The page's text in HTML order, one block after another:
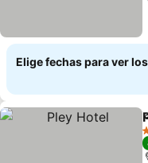
Elige fechas para ver